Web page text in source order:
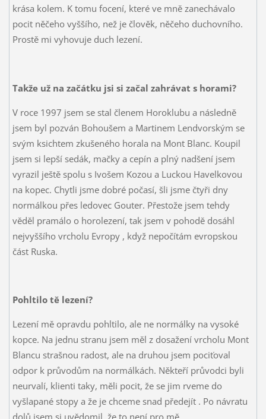
krása kolem. K tomu focení, které ve mně zanechávalo
pocit něčeho vyššího, než je člověk, něčeho duchovního.
Prostě mi vyhovuje duch lezení.
Takže už na začátku jsi si začal zahrávat s horami?
V roce 1997 jsem se stal členem Horoklubu a následně
jsem byl pozván Bohoušem a Martinem Lendvorským se
svým ksichtem zkušeného horala na Mont Blanc. Koupil
jsem si lepší sedák, mačky a cepín a plný nadšení jsem
vyrazil ještě spolu s Ivošem Kozou a Luckou Havelkovou
na kopec. Chytli jsme dobré počasí, šli jsme čtyři dny
normálkou přes ledovec Gouter. Přestože jsem tehdy
věděl pramálo o horolezení, tak jsem v pohodě dosáhl
nejvyššího vrcholu Evropy , když nepočítám evropskou
část Ruska.
Pohltilo tě lezení?
Lezení mě opravdu pohltilo, ale ne normálky na vysoké
kopce. Na jednu stranu jsem měl z dosažení vrcholu Mont
Blancu strašnou radost, ale na druhou jsem pociťoval
odpor k průvodům na normálkách. Někteří průvodci byli
neurvalí, klienti taky, měli pocit, že se jim rveme do
vyšlapané stopy a že je chceme snad předejít . Po návratu